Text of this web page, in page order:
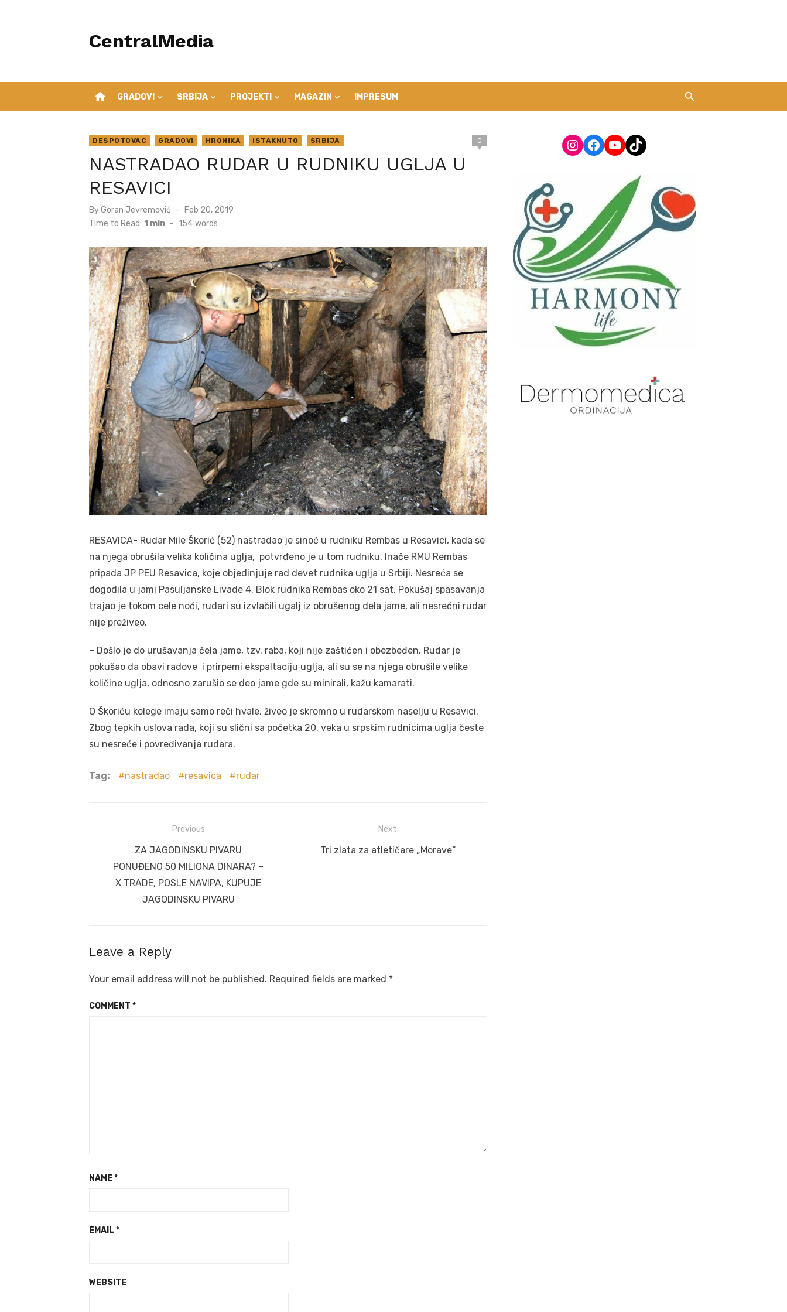
CentralMedia
home GRADOVI SRBIJA PROJEKTI MAGAZIN IMPRESUM
DESPOTOVAC GRADOVI HRONIKA ISTAKNUTO SRBIJA 0
NASTRADAO RUDAR U RUDNIKU UGLJA U
RESAVICI
ByGoran Jevremović
Posted
on
Feb 20, 2019
Time to Read: 1 min - 154 words
RESAVICA- Rudar Mile Škorić (52) nastradao je sinoć u rudniku Rembas u Resavici, kada se
na njega obrušila velika količina uglja, potvrđeno je u tom rudniku. Inače RMU Rembas
pripada JP PEU Resavica, koje objedinjuje rad devet rudnika uglja u Srbiji. Nesreća se
dogodila u jami Pasuljanske Livade 4. Blok rudnika Rembas oko 21 sat. Pokušaj spasavanja
trajao je tokom cele noći, rudari su izvlačili ugalj iz obrušenog dela jame, ali nesrećni rudar
nije preživeo.
– Došlo je do urušavanja čela jame, tzv. raba, koji nije zaštićen i obezbeđen. Rudar je
pokušao da obavi radove i prirpemi ekspaltaciju uglja, ali su se na njega obrušile velike
količine uglja, odnosno zarušio se deo jame gde su minirali, kažu kamarati.
O Škoriću kolege imaju samo reči hvale, živeo je skromno u rudarskom naselju u Resavici.
Zbog tepkih uslova rada, koji su slični sa početka 20. veka u srpskim rudnicima uglja česte
su nesreće i povređivanja rudara.
Tag: nastradao resavica rudar
navigation
Previous
Previous
post:
ZA JAGODINSKU PIVARU
PONUĐENO 50 MILIONA DINARA? –
X TRADE, POSLE NAVIPA, KUPUJE
JAGODINSKU PIVARU
Next
Next
Tri zlata za atletičare „Morave“
Leave a Reply
Your email address will not be published. Required fields are marked *
COMMENT *
NAME *
EMAIL *
WEBSITE
Instagram
Facebook
YouTube
TikTok